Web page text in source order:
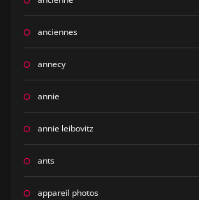
anciennes
annecy
annie
annie leibovitz
ants
appareil photos